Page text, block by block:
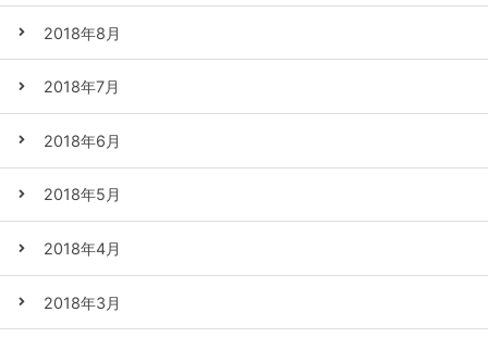
2018年8月
2018年7月
2018年6月
2018年5月
2018年4月
2018年3月